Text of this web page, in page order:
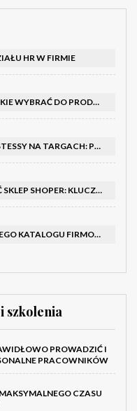
HR W FIRMIE
RODZAJE FALCAREK I BIGÓWEK: JAKIE WYBRAĆ DO PRODUKCJI?
JAK SKUTECZNIE PROWADZIĆ HOSTESSY NA TARGACH: PORADNIK I SZKOLENIA
JAK SKUTECZNIE POZYCJONOWAĆ SKLEP SHOPER: KLUCZOWE KROKI I STRATEGIE
KLUCZOWE ELEMENTY SKUTECZNEGO KATALOGU FIRMOWEGO I BROSZURY
szkolenia
PROWADZIĆ I
PRACOWNIKÓW
CZASU